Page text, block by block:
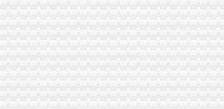
北部新区局重庆税务注销查获一涉嫌侵长安悦翔商标专用权案
秀山局重庆公司注销查获一批涉嫌不合格酒
璧山局重庆代办公司查获星级酒店销售冒名酒44瓶
引入竞争机制，重庆代办公司全市69家培训机构参与微企创业培训
重庆消委敦促锦湖（中国）轮胎销售有限公司履行法定义务
西南五省（区、重庆税务注销市）工商部门签订垄断与不正当竞争执法区域合
全系统积做好流动人口计划生育工作
市重庆分公司注销局出台十五条政策措施全力支持重庆笔记本电脑基地创新发展
永川局重庆税务注销胜利所查获一起价格欺诈案
涪陵局蔺市重庆分公司注销所查获一起无照从事铝锭生产加工案